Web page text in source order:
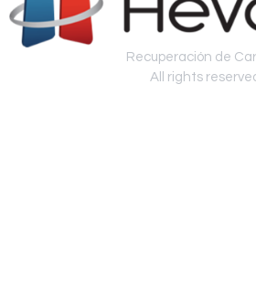
Recuperación de
All rights